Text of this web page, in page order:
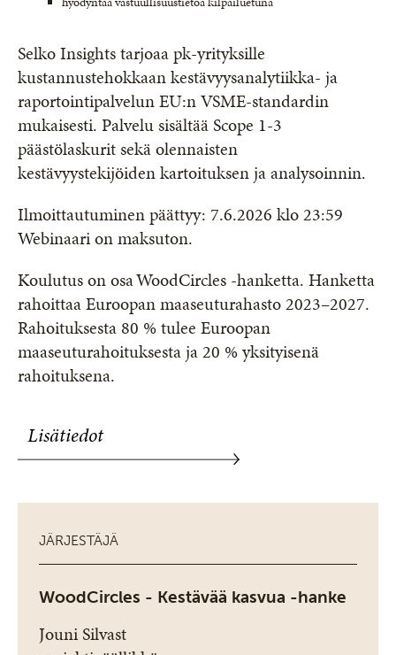
Selko Insights tarjoaa pk-yrityksille
kustannustehokkaan kestävyysanalytiikka- ja
raportointipalvelun EU:n VSME-standardin
mukaisesti. Palvelu sisältää Scope 1-3
päästölaskurit sekä olennaisten
kestävyystekijöiden kartoituksen ja analysoinnin.
Ilmoittautuminen päättyy: 7.6.2026 klo 23:59
Webinaari on maksuton.
Koulutus on osa WoodCircles -hanketta. Hanketta
rahoittaa Euroopan maaseuturahasto 2023–2027.
Rahoituksesta 80 % tulee Euroopan
maaseuturahoituksesta ja 20 % yksityisenä
rahoituksena.
Lisätiedot
JÄRJESTÄJÄ
WoodCircles - Kestävää kasvua -hanke
Jouni Silvast